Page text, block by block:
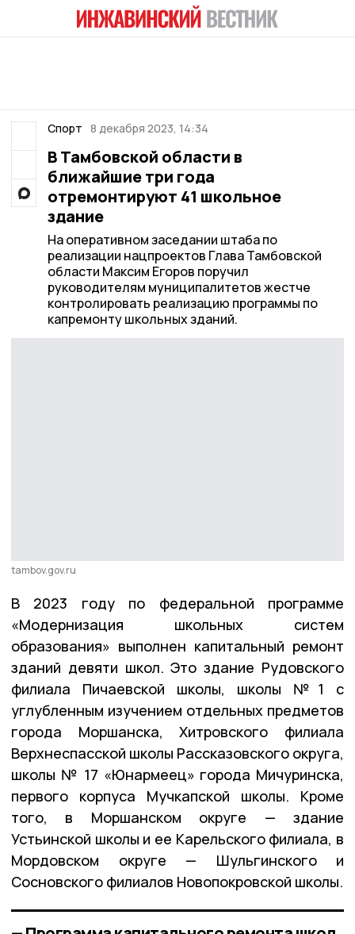
Спорт 8 декабря 2023, 14:34
В Тамбовской области в
ближайшие три года
отремонтируют 41 школьное
здание
На оперативном заседании штаба по
реализации нацпроектов Глава Тамбовской
области Максим Егоров поручил
руководителям муниципалитетов жестче
контролировать реализацию программы по
капремонту школьных зданий.
tambov.gov.ru
В 2023 году по федеральной программе
«Модернизация школьных систем
образования» выполнен капитальный ремонт
зданий девяти школ. Это здание Рудовского
филиала Пичаевской школы, школы №1 с
углубленным изучением отдельных предметов
города Моршанска, Хитровского филиала
Верхнеспасской школы Рассказовского округа,
школы № 17 «Юнармеец» города Мичуринска,
первого корпуса Мучкапской школы. Кроме
того, в Моршанском округе — здание
Устьинской школы и ее Карельского филиала, в
Мордовском округе — Шульгинского и
Сосновского филиалов Новопокровской школы.